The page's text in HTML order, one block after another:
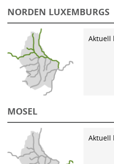
NORDEN LUXEMBURGS
Aktuell
MOSEL
Aktuell